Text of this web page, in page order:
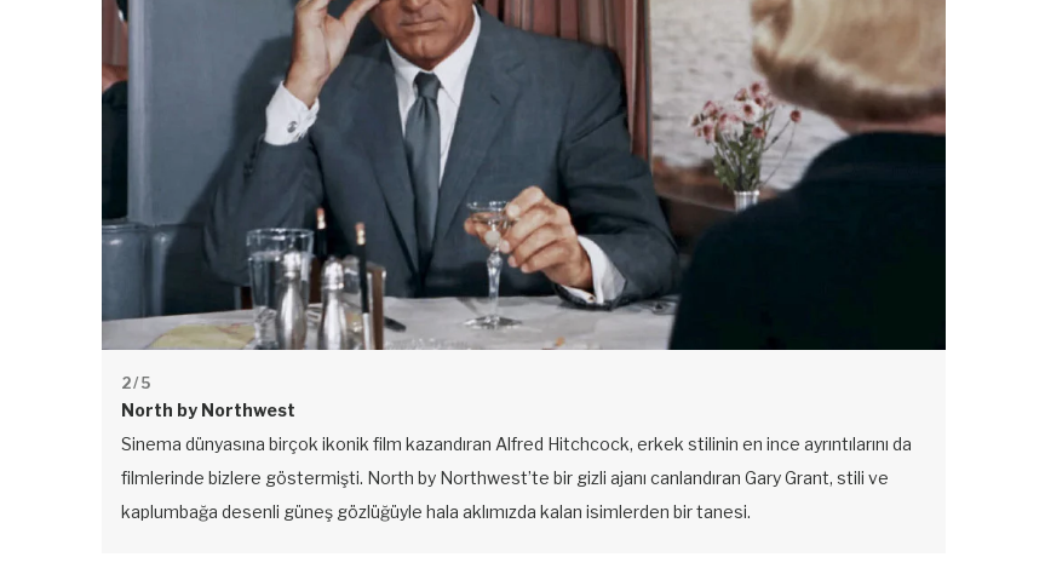
2/ 5
North by Northwest
Sinema dünyasına birçok ikonik film kazandıran Alfred Hitchcock, erkek stilinin en ince ayrıntılarını da
filmlerinde bizlere göstermişti. North by Northwest’te bir gizli ajanı canlandıran Gary Grant, stili ve
kaplumbağa desenli güneş gözlüğüyle hala aklımızda kalan isimlerden bir tanesi.